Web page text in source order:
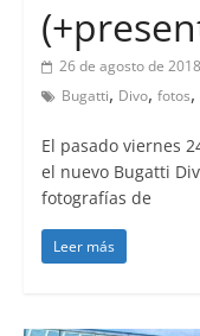
26 de agosto de 2018
Bugatti, Divo, fotos,
El pasado viernes
el nuevo Bugatti
fotografías de
Leer más